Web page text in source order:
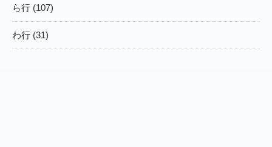
ら行 (107)
わ行 (31)